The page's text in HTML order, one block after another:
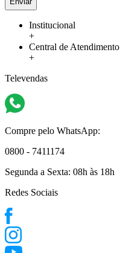
Institucional
+
Central de Atendimento
+
Televendas
Compre pelo WhatsApp:
0800 - 7411174
Segunda a Sexta: 08h às 18h
Redes Sociais